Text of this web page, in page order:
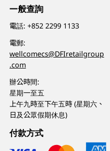
一般查詢
電話:+852 2299 1133
電郵:
wellcomecs@DFIretailgroup
.com
辦公時間:
星期一至五
上午九時至下午五時 (星期六、
日及公眾假期休息)
付款方式